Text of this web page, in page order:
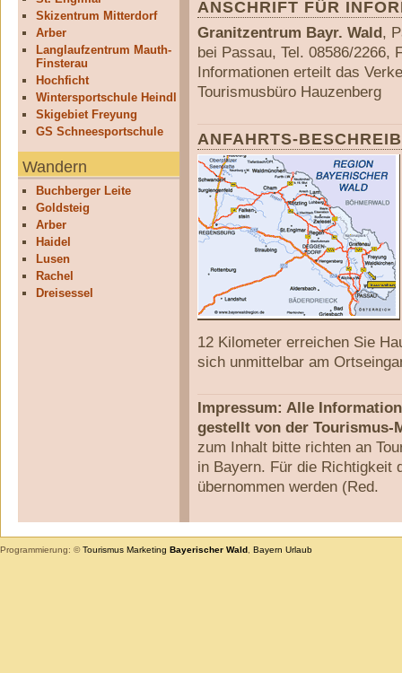
Skizentrum Mitterdorf
Arber
Langlaufzentrum Mauth-
Finsterau
Hochficht
Wintersportschule Heindl
Skigebiet Freyung
GS Schneesportschule
Wandern
Buchberger Leite
Goldsteig
Arber
Haidel
Lusen
Rachel
Dreisessel
ANSCHRIFT FÜR
Granitzentrum Bayr. Wald,
bei Passau, Tel. 08586/2266,
Informationen erteilt das
Tourismusbüro Hauzenberg
ANFAHRTS-
12 Kilometer erreichen Sie
sich unmittelbar am
Impressum: Alle
gestellt von der Tourismus-
zum Inhalt bitte richten an
in Bayern. Für die Richtigkeit
übernommen werden (Red.
Programmierung: ©Tourismus Marketing Bayerischer Wald Bayern Urlaub